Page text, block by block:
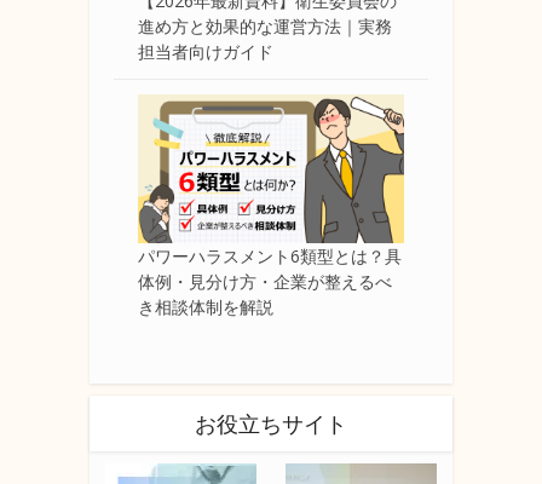
進め方と効果的な運営方法｜実務
担当者向けガイド
パワーハラスメント6類型とは？具
体例・見分け方・企業が整えるべ
き相談体制を解説
お役立ちサイト